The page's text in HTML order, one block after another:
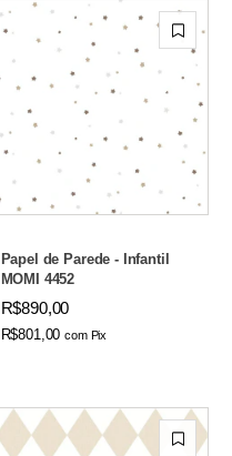
Papel de Parede - Infantil
MOMI 4452
R$890,00
R$801,00com Pix